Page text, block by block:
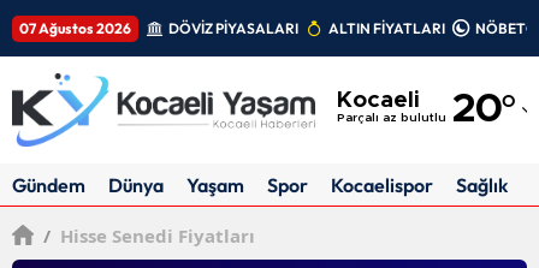
07 Ağustos 2026 DÖVİZ PİYASALARI ALTIN FİYATLARI
Kocaeli
Parçalı az bulutlu 20°
Adıyaman
Gündem Dünya Yaşam Spor Kocaelispor Sağlık
/ Hisse Senedi Fiyatları